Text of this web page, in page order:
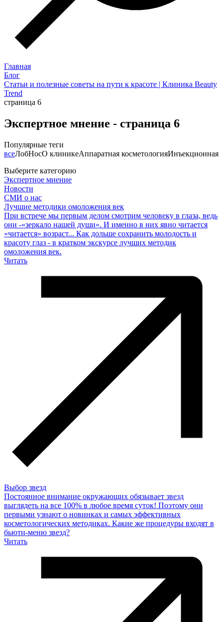
Главная
Блог
Статьи и полезные советы на пути к красоте | Клиника Beauty
Trend
страница 6
Экспертное мнение - страница 6
Популярные теги
всеЛобНосО клиникеАппаратная косметологияИнъекционная
Выберите категорию
Экспертное мнение
Новости
СМИ о нас
Лучшие методики омоложения век
При встрече мы первым делом смотрим человеку в глаза, ведь
они -«зеркало нашей души». И именно в них явно читается
«читается» возраст... Как дольше сохранить молодость и
красоту глаз - в кратком экскурсе лучших методик
омоложения век.
Читать
Выбор звезд
Постоянное внимание окружающих обязывает звезд
выглядеть на все 100% в любое время суток! Поэтому они
первыми узнают о новинках и самых эффективных
косметологических методиках. Какие же процедуры входят в
бьюти-меню звезд?
Читать